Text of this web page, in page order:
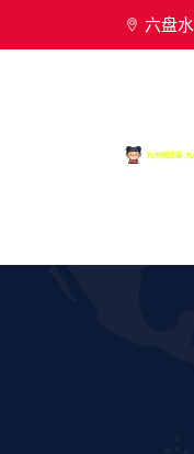
六盘